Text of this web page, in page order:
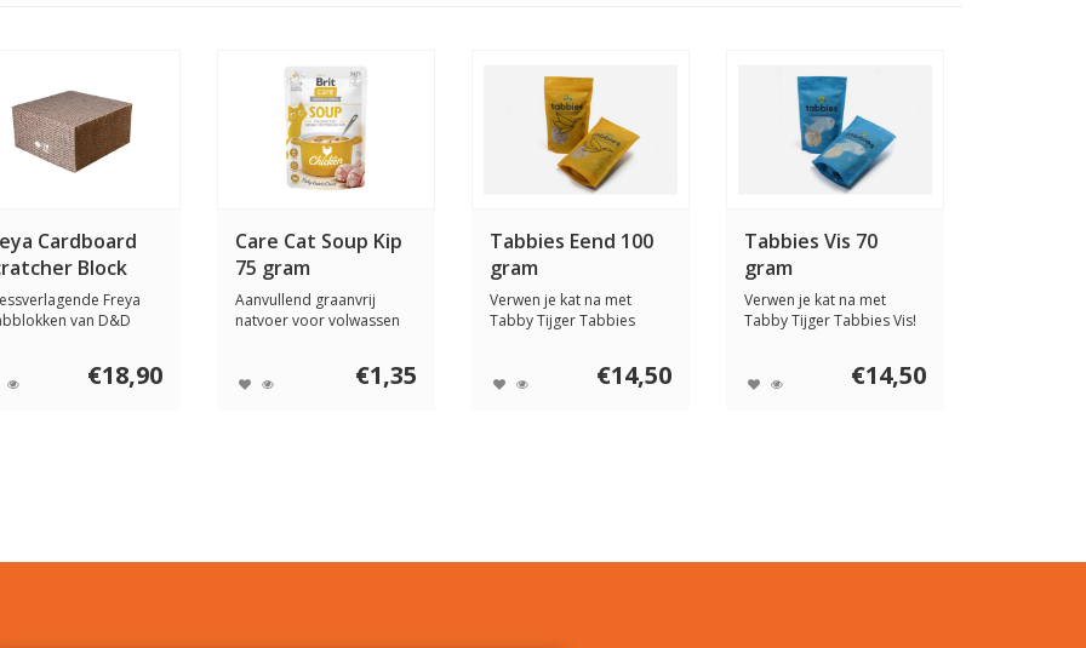
Cardboard
Block
Freya
van D&D
€18,90
Care Cat Soup Kip
75 gram
Aanvullend graanvrij
natvoer voor volwassen
€1,35
Tabbies Eend 100
gram
Verwen je kat na met
Tabby Tijger Tabbies
€14,50
Tabbies Vis 70
gram
Verwen je kat na met
Tabby Tijger Tabbies Vis!
€14,50